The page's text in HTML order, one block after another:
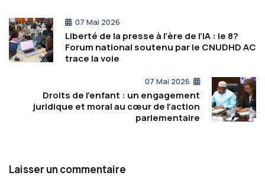
Liberté de la presse à l’ère de l’IA : le 8?
Forum national soutenu par le CNUDHD AC
trace la voie
07 Mai 2026
Droits de l’enfant : un engagement
juridique et moral au cœur de l’action
parlementaire
07 Mai 2026
Laisser un commentaire